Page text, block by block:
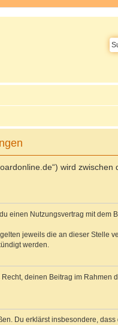
wird
einen Nutzungsvertrag mit dem
jeweils die an dieser Stelle
werden.
deinen Beitrag im Rahmen
Du erklärst insbesondere,